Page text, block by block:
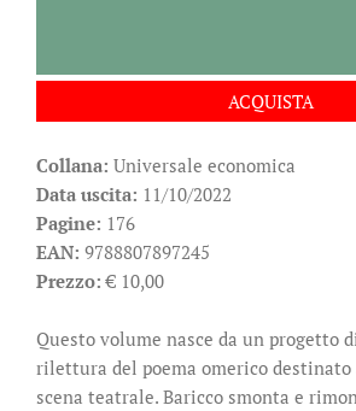
ACQUISTA
Collana: Universale economica
Data uscita: 11/10/2022
Pagine: 176
EAN: 9788807897245
Prezzo: € 10,00
Questo volume nasce da un progetto di
rilettura del poema omerico destinato
scena teatrale. Baricco smonta e